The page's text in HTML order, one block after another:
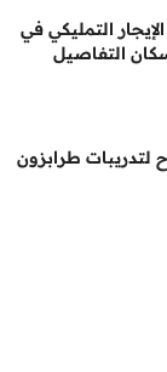
الإيجار التمليكي في
التفاصيل
طرابزون